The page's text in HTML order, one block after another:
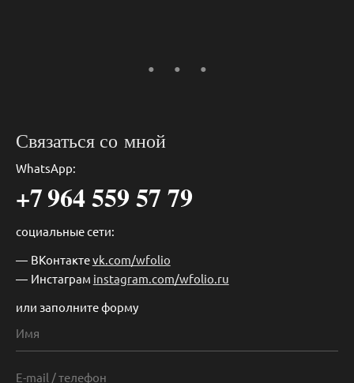
Связаться со мной
WhatsApp:
+7 964 559 57 79
социальные сети:
ВКонтактеvk.com/wfolio
Инстаграм instagram.com/wfolio.ru
или заполните форму